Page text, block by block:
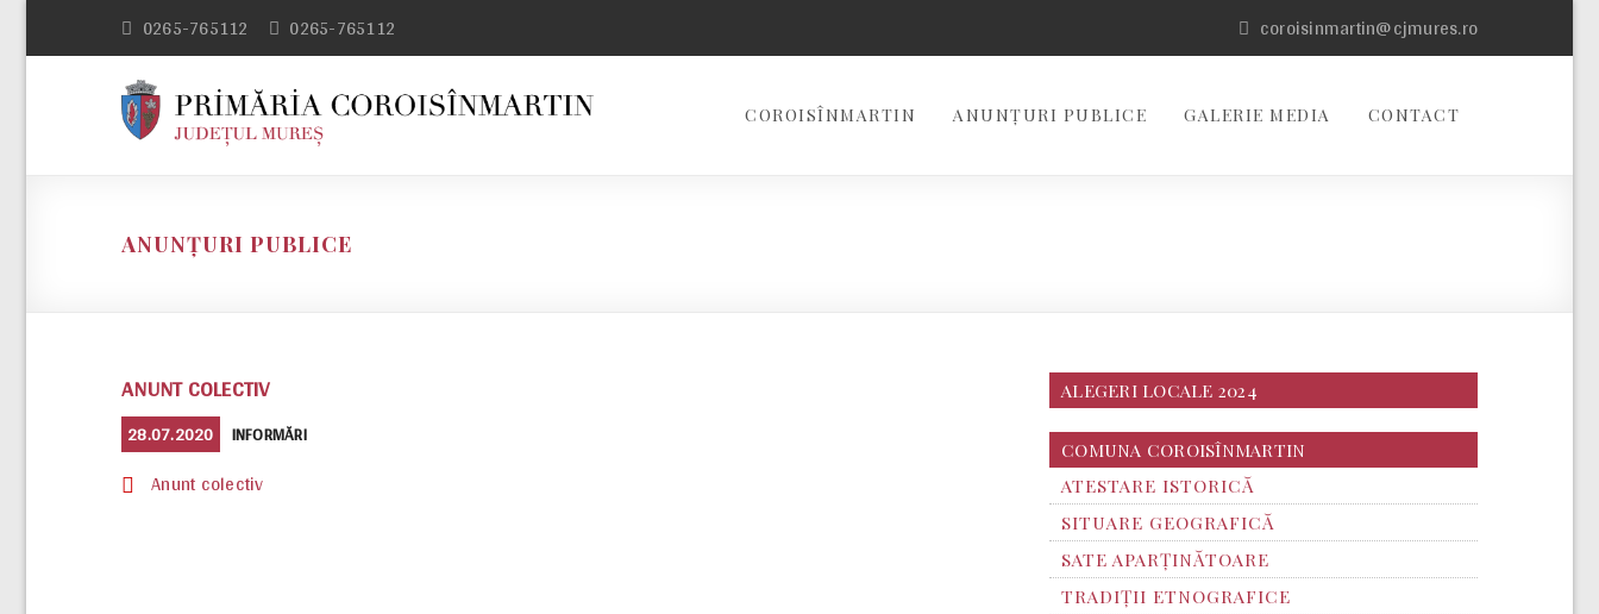
0265-765112 0265-765112 coroisinmartin@cjmures.ro
COROISÎNMARTIN ANUNȚURI PUBLICE GALERIE MEDIA CONTACT
ANUNȚURI PUBLICE
ANUNT COLECTIV
POSTED
ON
28.07.2020 CATEGORIES
INFORMĂRI
Anunt colectiv
ALEGERI LOCALE 2024
COMUNA COROISÎNMARTIN
ATESTARE ISTORICĂ
SITUARE GEOGRAFICĂ
SATE APARȚINĂTOARE
TRADIȚII ETNOGRAFICE